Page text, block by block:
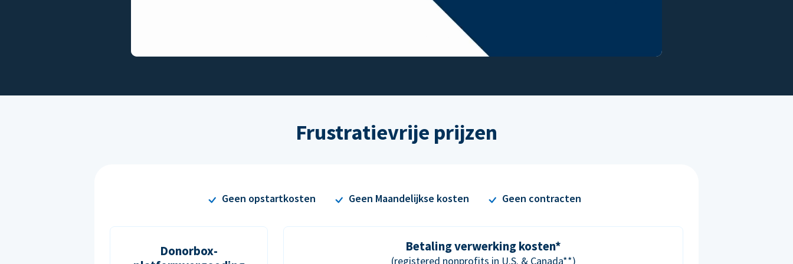
Frustratievrije prijzen
Geen opstartkosten Geen Maandelijkse kosten Geen contracten
Donorbox-
Betaling verwerking kosten*
(registered nonprofits in U.S. & Canada**)